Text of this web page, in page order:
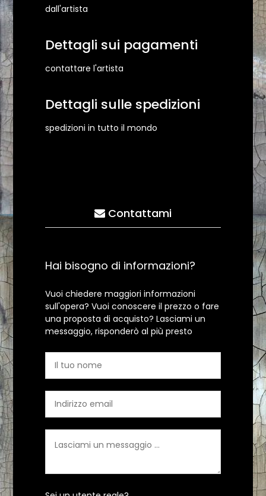
dall'artista
Dettagli sui pagamenti
contattare l'artista
Dettagli sulle spedizioni
spedizioni in tutto il mondo
Contattami
Hai bisogno di informazioni?
Vuoi chiedere maggiori informazioni
sull'opera? Vuoi conoscere il prezzo o fare
una proposta di acquisto? Lasciami un
messaggio, risponderò al più presto